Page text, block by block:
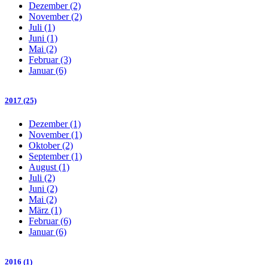
Dezember (2)
November (2)
Juli (1)
Juni (1)
Mai (2)
Februar (3)
Januar (6)
2017 (25)
Dezember (1)
November (1)
Oktober (2)
September (1)
August (1)
Juli (2)
Juni (2)
Mai (2)
März (1)
Februar (6)
Januar (6)
2016 (1)